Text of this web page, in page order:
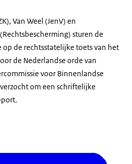
Van Weel (JenV) en
sturen de
op de rechtsstatelijke toets van het
de Nederlandse orde van
voor Binnenlandse
om een schriftelijke